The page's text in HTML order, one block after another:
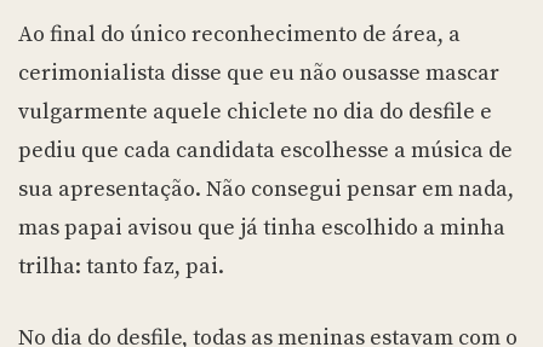
Ao final do único reconhecimento de área, a
cerimonialista disse que eu não ousasse mascar
vulgarmente aquele chiclete no dia do desfile e
pediu que cada candidata escolhesse a música de
sua apresentação. Não consegui pensar em nada,
mas papai avisou que já tinha escolhido a minha
trilha: tanto faz, pai.
No dia do desfile, todas as meninas estavam com o